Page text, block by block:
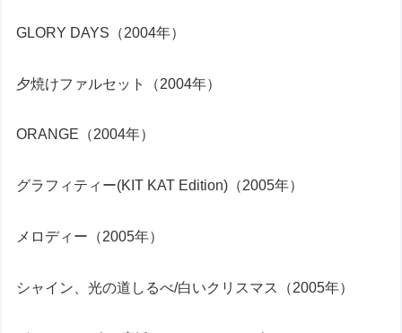
GLORY DAYS（2004年）
夕焼けファルセット（2004年）
ORANGE（2004年）
グラフィティー(KIT KAT Edition)（2005年）
メロディー（2005年）
シャイン、光の道しるべ/白いクリスマス（2005年）